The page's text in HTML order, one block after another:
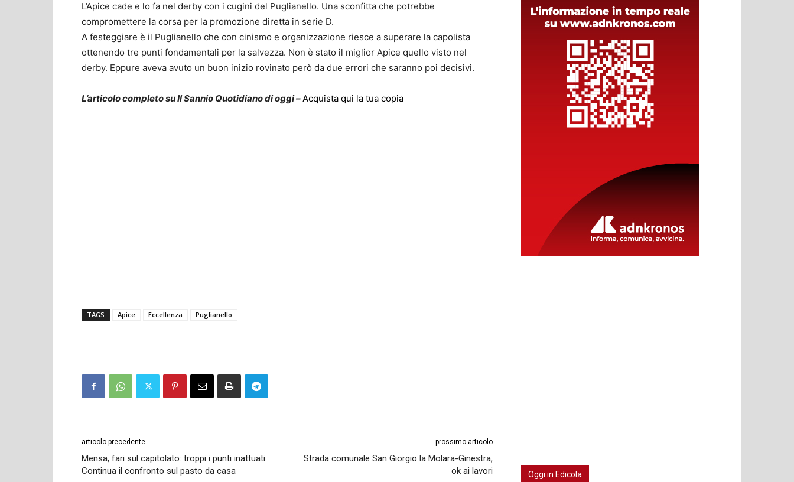
L’Apice cade e lo fa nel derby con i cugini del Puglianello. Una sconfitta che potrebbe
compromettere la corsa per la promozione diretta in serie D.
A festeggiare è il Puglianello che con cinismo e organizzazione riesce a superare la capolista
ottenendo tre punti fondamentali per la salvezza. Non è stato il miglior Apice quello visto nel
derby. Eppure aveva avuto un buon inizio rovinato però da due errori che saranno poi decisivi.
L’articolo completo su Il Sannio Quotidiano di oggi –Acquista qui la tua copia
TAGS Apice Eccellenza Puglianello
articolo precedente
Mensa, fari sul capitolato: troppi i punti inattuati.
Continua il confronto sul pasto da casa
prossimo articolo
Strada comunale San Giorgio la Molara-Ginestra,
ok ai lavori
Oggi in Edicola